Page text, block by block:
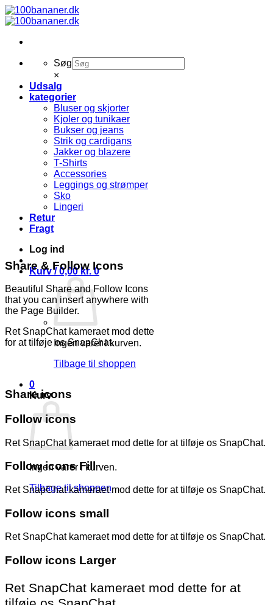
Fortsæt
til
Søg
×
Udsalg
kategorier
Bluser og skjorter
Kjoler og tunikaer
Bukser og jeans
Strik og cardigans
Jakker og blazere
T-Shirts
Accessories
Leggings og strømper
Sko
Lingeri
Retur
Fragt
Log ind
Kurv /0,00kr. 0
Ingen varer i kurven.
Tilbage til shoppen
0
Kurv
Ingen varer i kurven.
Tilbage til shoppen
Share & Follow Icons
Beautiful Share and Follow Icons
that you can insert anywhere with
the Page Builder.
Ret SnapChat kameraet mod dette
for at tilføje os SnapChat.
Share icons
Follow icons
Ret SnapChat kameraet mod dette for at tilføje os SnapChat.
Follow icons Fill
Ret SnapChat kameraet mod dette for at tilføje os SnapChat.
Follow icons small
Ret SnapChat kameraet mod dette for at tilføje os SnapChat.
Follow icons Larger
Ret SnapChat kameraet mod dette for at